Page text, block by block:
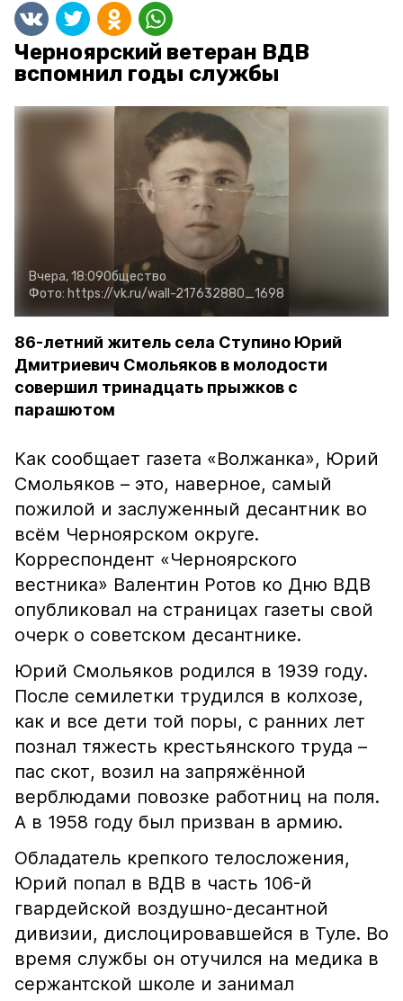
Черноярский ветеран ВДВ
вспомнил годы службы
Вчера, 18:09Общество
Фото: https://vk.ru/wall-217632880_1698
86-летний житель села Ступино Юрий
Дмитриевич Смольяков в молодости
совершил тринадцать прыжков с
парашютом
Как сообщает газета «Волжанка», Юрий
Смольяков – это, наверное, самый
пожилой и заслуженный десантник во
всём Черноярском округе.
Корреспондент «Черноярского
вестника» Валентин Ротов ко Дню ВДВ
опубликовал на страницах газеты свой
очерк о советском десантнике.
Юрий Смольяков родился в 1939 году.
После семилетки трудился в колхозе,
как и все дети той поры, с ранних лет
познал тяжесть крестьянского труда –
пас скот, возил на запряжённой
верблюдами повозке работниц на поля.
А в 1958 году был призван в армию.
Обладатель крепкого телосложения,
Юрий попал в ВДВ в часть 106-й
гвардейской воздушно-десантной
дивизии, дислоцировавшейся в Туле. Во
время службы он отучился на медика в
сержантской школе и занимал